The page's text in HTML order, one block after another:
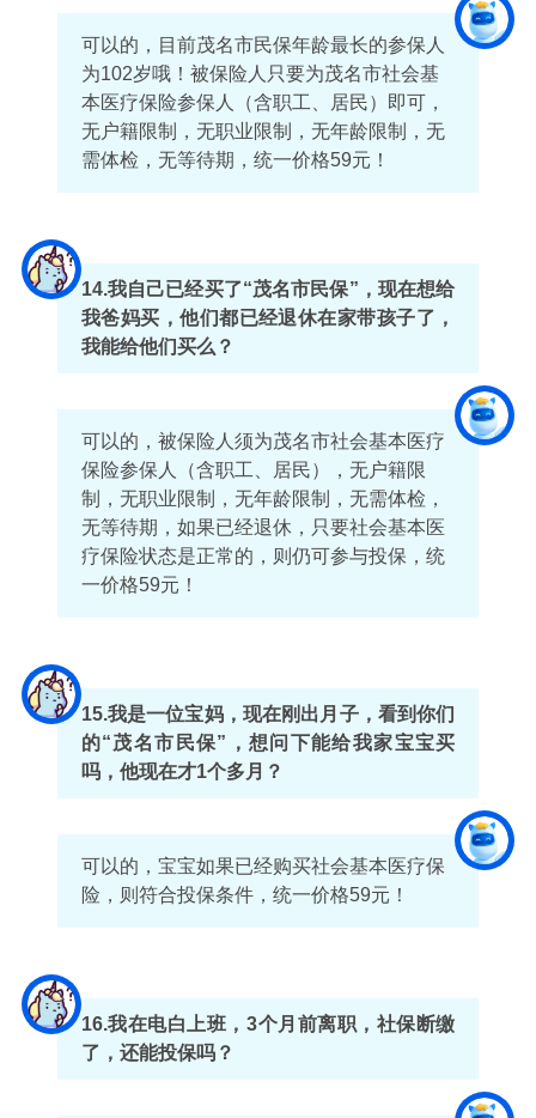
可以的，目前茂名市民保年龄最长的参保人
为102岁哦！被保险人只要为茂名市社会基
本医疗保险参保人（含职工、居民）即可，
无户籍限制，无职业限制，无年龄限制，无
需体检，无等待期，统一价格59元！
14.我自己已经买了“茂名市民保”，现在想给
我爸妈买，他们都已经退休在家带孩子了，
我能给他们买么？
可以的，被保险人须为茂名市社会基本医疗
保险参保人（含职工、居民），无户籍限
制，无职业限制，无年龄限制，无需体检，
无等待期，如果已经退休，只要社会基本医
疗保险状态是正常的，则仍可参与投保，统
一价格59元！
15.我是一位宝妈，现在刚出月子，看到你们
的“茂名市民保”，想问下能给我家宝宝买
吗，他现在才1个多月？
可以的，宝宝如果已经购买社会基本医疗保
险，则符合投保条件，统一价格59元！
16.我在电白上班，3个月前离职，社保断缴
了，还能投保吗？